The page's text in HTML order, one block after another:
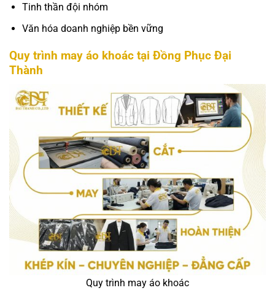
Tinh thần đội nhóm
Văn hóa doanh nghiệp bền vững
Quy trình may áo khoác tại Đồng Phục Đại
Thành
Quy trình may áo khoác